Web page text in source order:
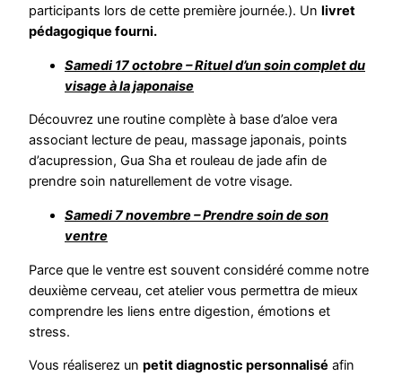
participants lors de cette première journée.). Un livret
pédagogique fourni.
Samedi 17 octobre – Rituel d’un soin complet du
visage à la japonaise
Découvrez une routine complète à base d’aloe vera
associant lecture de peau, massage japonais, points
d’acupression, Gua Sha et rouleau de jade afin de
prendre soin naturellement de votre visage.
Samedi 7 novembre – Prendre soin de son
ventre
Parce que le ventre est souvent considéré comme notre
deuxième cerveau, cet atelier vous permettra de mieux
comprendre les liens entre digestion, émotions et
stress.
Vous réaliserez un petit diagnostic personnalisé afin